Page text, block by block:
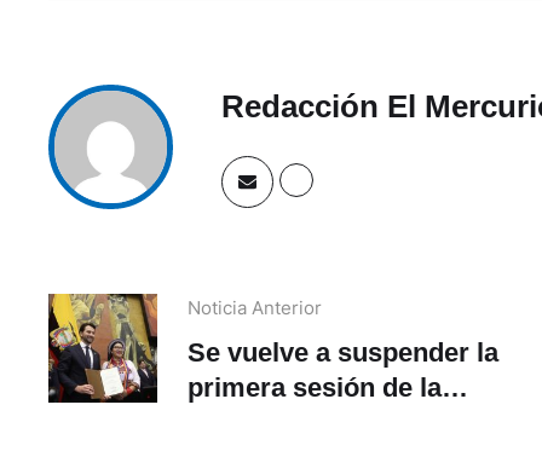
Redacción El
Noticia Anterior
Se vuelve a suspender la
primera sesión de la